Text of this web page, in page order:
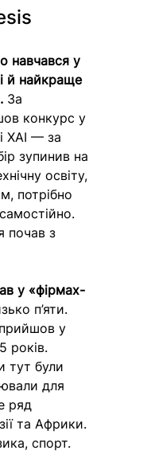
навчався у
й найкраще
За
конкурс у
ХАІ — за
зупинив на
освіту,
потрібно
почав з
у «фірмах-
п’яти.
прийшов у
років.
тут були
для
ряд
та Африки.
спорт.